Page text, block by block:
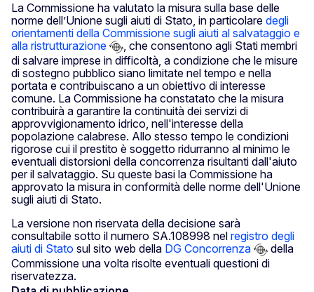
La Commissione ha valutato la misura sulla base delle
norme dell’Unione sugli aiuti di Stato, in particolare degli
orientamenti della Commissione sugli aiuti al salvataggio e
alla ristrutturazione
, che consentono agli Stati membri
di salvare imprese in difficoltà, a condizione che le misure
di sostegno pubblico siano limitate nel tempo e nella
portata e contribuiscano a un obiettivo di interesse
comune. La Commissione ha constatato che la misura
contribuirà a garantire la continuità dei servizi di
approvvigionamento idrico, nell'interesse della
popolazione calabrese. Allo stesso tempo le condizioni
rigorose cui il prestito è soggetto ridurranno al minimo le
eventuali distorsioni della concorrenza risultanti dall'aiuto
per il salvataggio. Su queste basi la Commissione ha
approvato la misura in conformità delle norme dell'Unione
sugli aiuti di Stato.
La versione non riservata della decisione sarà
consultabile sotto il numero SA.108998 nel registro degli
aiuti di Stato sul sito web della DG Concorrenza
della
Commissione una volta risolte eventuali questioni di
riservatezza.